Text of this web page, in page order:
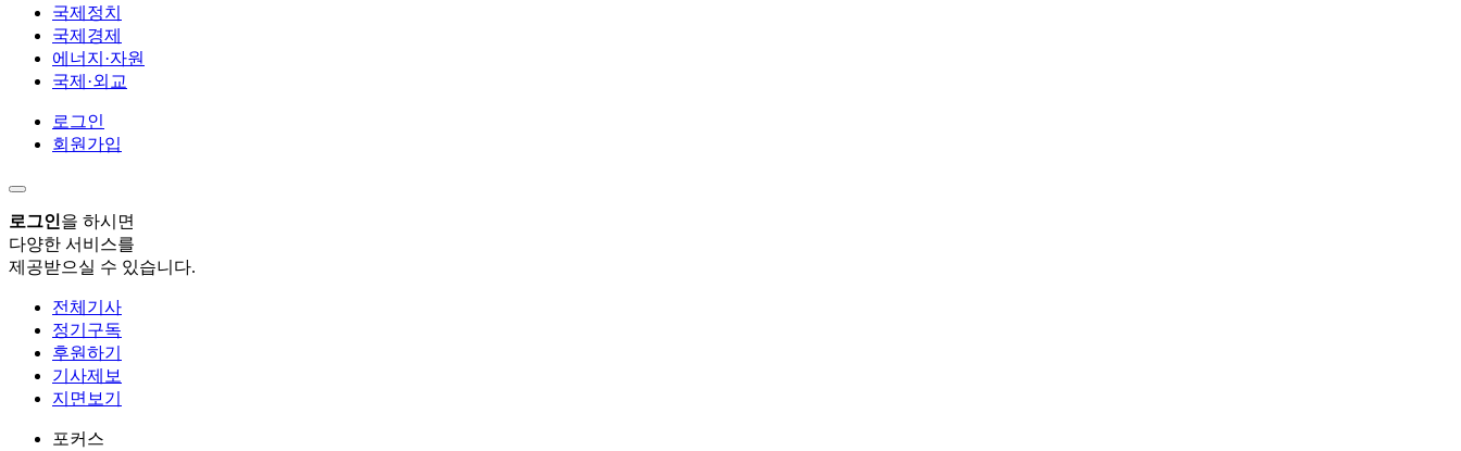
국제정치
국제경제
에너지·자원
국제·외교
로그인
회원가입
로그인을 하시면
다양한 서비스를
제공받으실 수 있습니다.
전체기사
정기구독
후원하기
기사제보
지면보기
포커스